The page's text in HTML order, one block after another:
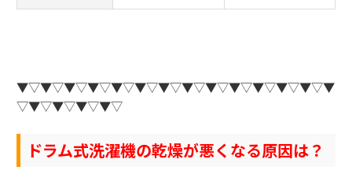
▼▽▼▽▼▽▼▽▼▽▼▽▼▽▼▽▼▽▼▽▼▽▼▽▼▽▼
▽▼▽▼▽▼▽▼▽
ドラム式洗濯機の乾燥が悪くなる原因は？